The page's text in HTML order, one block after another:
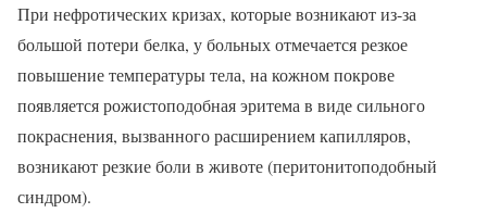
При нефротических кризах, которые возникают из-за
большой потери белка, у больных отмечается резкое
повышение температуры тела, на кожном покрове
появляется рожистоподобная эритема в виде сильного
покраснения, вызванного расширением капилляров,
возникают резкие боли в животе (перитонитоподобный
синдром).